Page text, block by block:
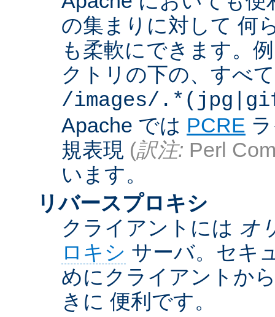
の集まりに対して 何
も柔軟にできます。
クトリの下の、すべ
/images/
Apache では PCRE
規表現 (訳注: Perl
います。
リバースプロキシ
クライアントには オ
ロキシ サーバ。セキ
めにクライアントか
きに 便利です。